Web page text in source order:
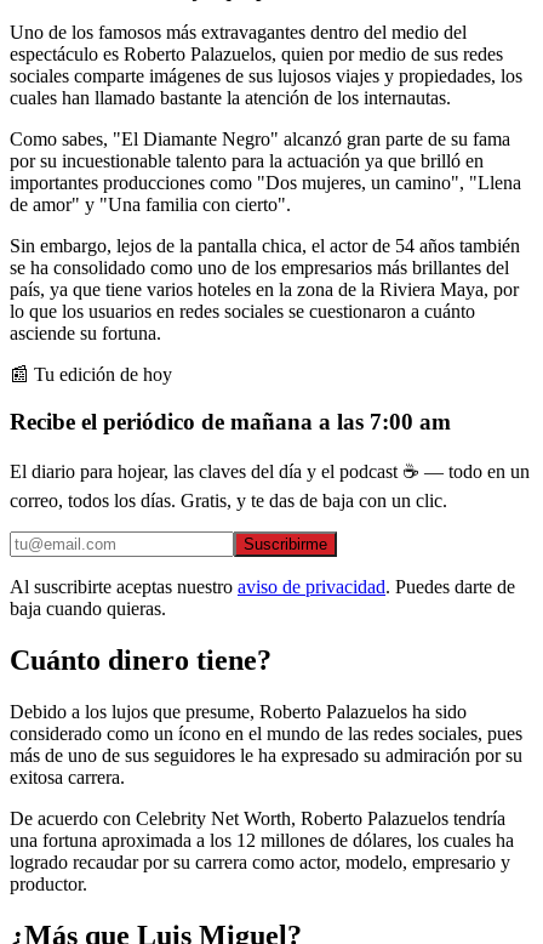
Uno de los famosos más extravagantes dentro del medio del
espectáculo es Roberto Palazuelos, quien por medio de sus redes
sociales comparte imágenes de sus lujosos viajes y propiedades, los
cuales han llamado bastante la atención de los internautas.
Como sabes, "El Diamante Negro" alcanzó gran parte de su fama
por su incuestionable talento para la actuación ya que brilló en
importantes producciones como "Dos mujeres, un camino", "Llena
de amor" y "Una familia con cierto".
Sin embargo, lejos de la pantalla chica, el actor de 54 años también
se ha consolidado como uno de los empresarios más brillantes del
país, ya que tiene varios hoteles en la zona de la Riviera Maya, por
lo que los usuarios en redes sociales se cuestionaron a cuánto
asciende su fortuna.
📰 Tu edición de hoy
Recibe el periódico de mañana a las 7:00 am
El diario para hojear, las claves del día y el podcast ☕ — todo en un
correo, todos los días. Gratis, y te das de baja con un clic.
Suscribirme
Al suscribirte aceptas nuestro aviso de privacidad. Puedes darte de
baja cuando quieras.
Cuánto dinero tiene?
Debido a los lujos que presume, Roberto Palazuelos ha sido
considerado como un ícono en el mundo de las redes sociales, pues
más de uno de sus seguidores le ha expresado su admiración por su
exitosa carrera.
De acuerdo con Celebrity Net Worth, Roberto Palazuelos tendría
una fortuna aproximada a los 12 millones de dólares, los cuales ha
logrado recaudar por su carrera como actor, modelo, empresario y
productor.
¿Más que Luis Miguel?